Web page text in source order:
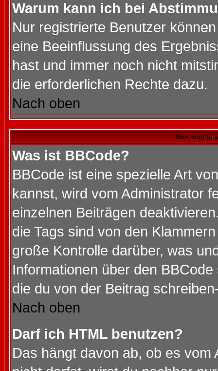
Warum kann ich bei
Nur registrierte Benutzer
eine Beeinflussung des
hast und immer noch nicht
die erforderlichen Rechte dazu.
Nach oben
Was man in
Was ist BBCode?
BBCode ist eine spezielle Art
kannst, wird vom Administrator
einzelnen Beiträgen
die Tags sind von den
große Kontrolle darüber, was
Informationen über den
die du von der Beitrag
Nach oben
Darf ich HTML benutzen?
Das hängt davon ab, ob es